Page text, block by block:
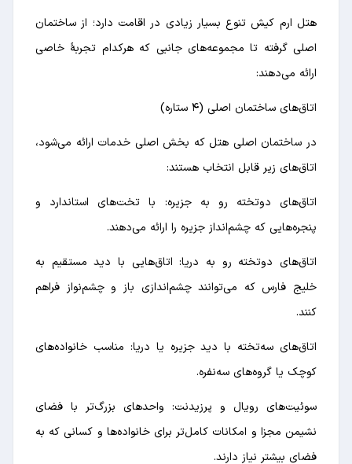
هتل ارم کیش تنوع بسیار زیادی در اقامت دارد؛ از ساختمان
اصلی گرفته تا مجموعه‌های جانبی که هرکدام تجربهٔ خاصی
ارائه می‌دهند:
اتاق‌های ساختمان اصلی (۴ ستاره)
در ساختمان اصلی هتل که بخش اصلی خدمات‌ ارائه می‌شود،
اتاق‌های زیر قابل انتخاب هستند:
اتاق‌های دوتخته رو به جزیره: با تخت‌های استاندارد و
پنجره‌هایی که چشم‌انداز جزیره را ارائه می‌دهند.
اتاق‌های دوتخته رو به دریا: اتاق‌هایی با دید مستقیم به
خلیج فارس که می‌توانند چشم‌اندازی باز و چشم‌نواز فراهم
کنند.
اتاق‌های سه‌تخته با دید جزیره یا دریا: مناسب خانواده‌های
کوچک یا گروه‌های سه‌نفره.
سوئیت‌های رویال و پرزیدنت: واحدهای بزرگ‌تر با فضای
نشیمن مجزا و امکانات کامل‌تر برای خانواده‌ها و کسانی که به
فضای بیشتر نیاز دارند.